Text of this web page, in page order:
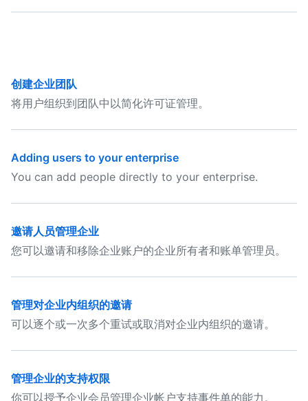
创建企业团队
将用户组织到团队中以简化许可证管理。
Adding users to your enterprise
You can add people directly to your enterprise.
邀请人员管理企业
您可以邀请和移除企业账户的企业所有者和账单管理员。
管理对企业内组织的邀请
可以逐个或一次多个重试或取消对企业内组织的邀请。
管理企业的支持权限
你可以授予企业会员管理企业帐户支持事件单的能力。